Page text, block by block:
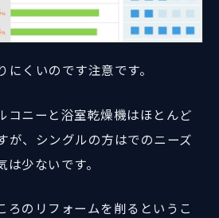
くいのです注意です。
コニーと浴室乾燥機はほとんど
が、シングルの方はでのニーズ
ないです。
ろのリフォームを削るというこ